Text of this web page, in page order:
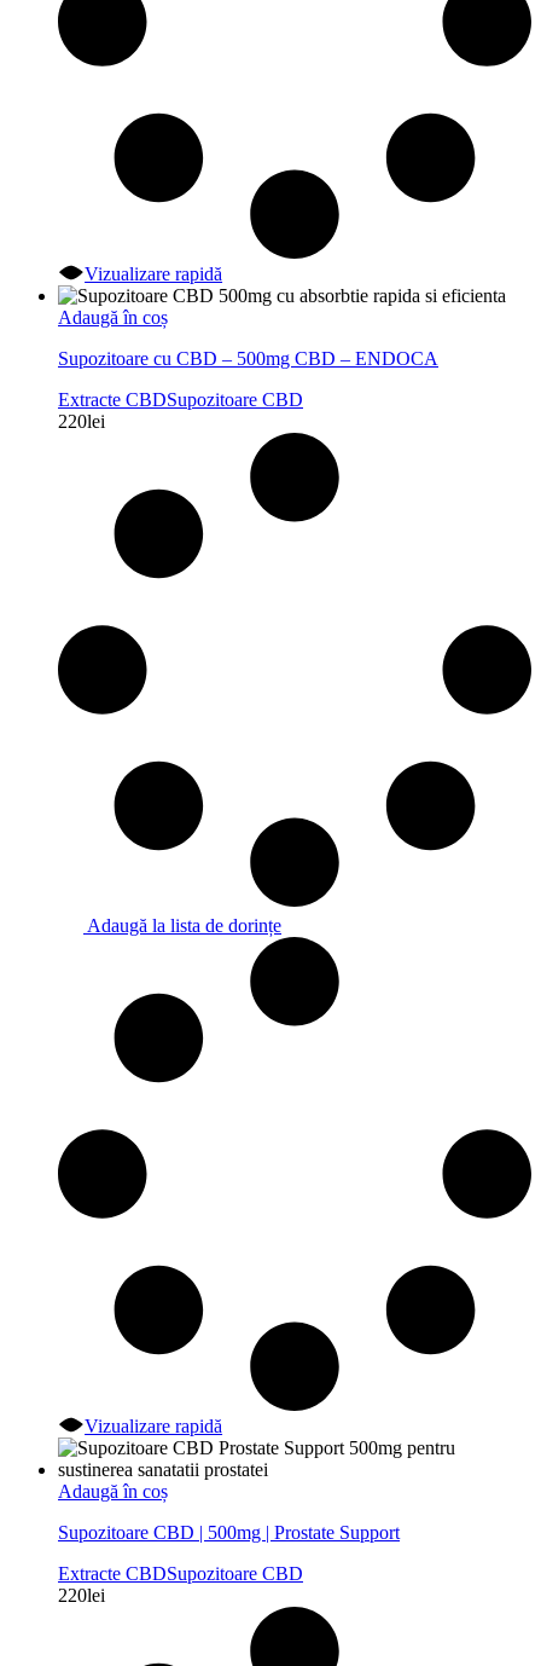
Vizualizare rapidă
Adaugă în coș
Supozitoare cu CBD – 500mg CBD – ENDOCA
Extracte CBDSupozitoare CBD
220lei
Adaugă la lista de dorințe
Vizualizare rapidă
Adaugă în coș
Supozitoare CBD | 500mg | Prostate Support
Extracte CBDSupozitoare CBD
220lei